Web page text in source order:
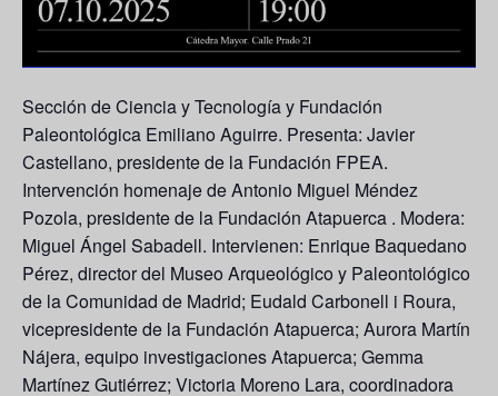
Sección de Ciencia y Tecnología y Fundación
Paleontológica Emiliano Aguirre. Presenta: Javier
Castellano, presidente de la Fundación FPEA.
Intervención homenaje de Antonio Miguel Méndez
Pozola, presidente de la Fundación Atapuerca . Modera:
Miguel Ángel Sabadell. Intervienen: Enrique Baquedano
Pérez, director del Museo Arqueológico y Paleontológico
de la Comunidad de Madrid; Eudald Carbonell i Roura,
vicepresidente de la Fundación Atapuerca; Aurora Martín
Nájera, equipo investigaciones Atapuerca; Gemma
Martínez Gutiérrez; Victoria Moreno Lara, coordinadora